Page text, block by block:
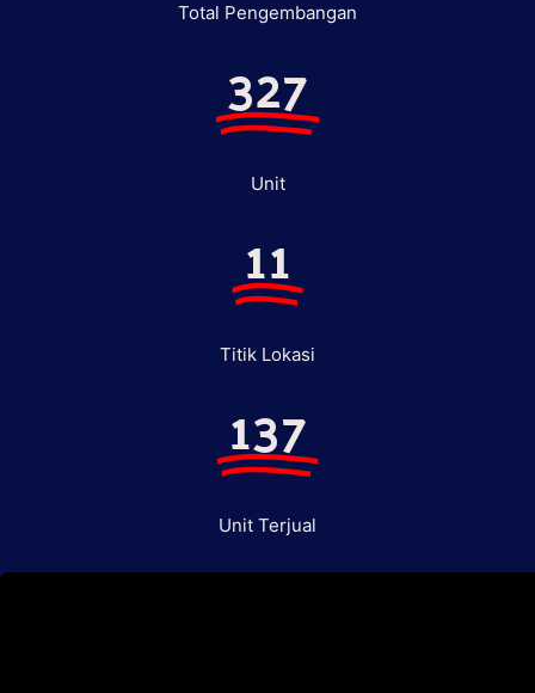
Total Pengembangan
327
Unit
11
Titik Lokasi
137
Unit Terjual